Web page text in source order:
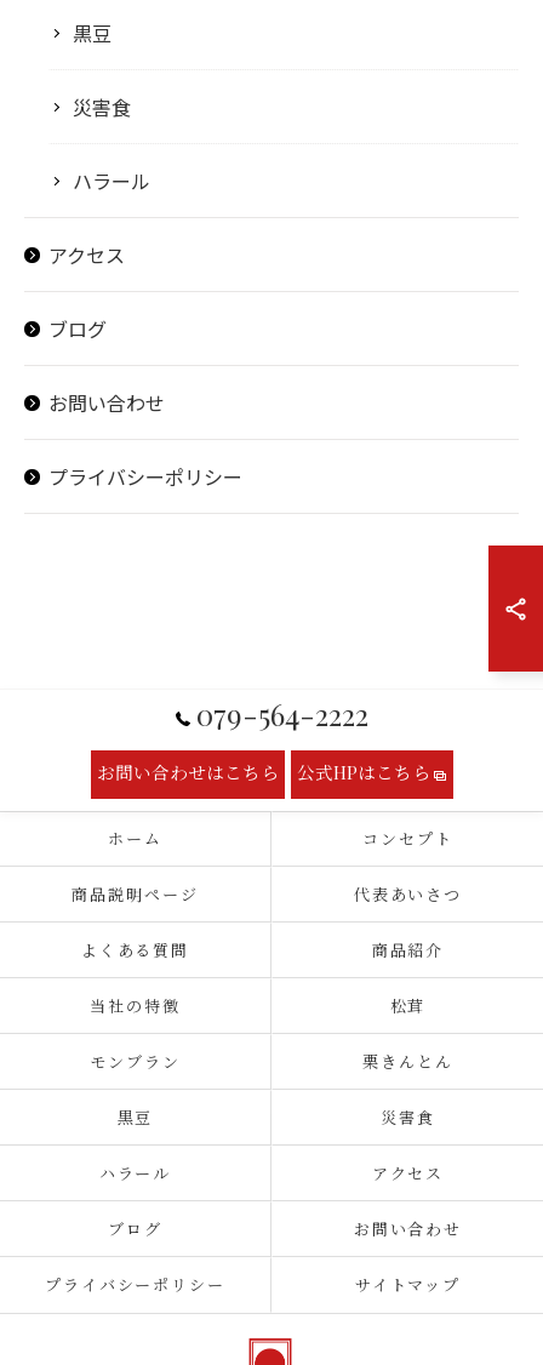
黒豆
災害食
ハラール
アクセス
ブログ
お問い合わせ
プライバシーポリシー
079-564-2222
お問い合わせはこちら 公式HPはこちら
ホーム コンセプト
商品説明ページ 代表あいさつ
よくある質問 商品紹介
当社の特徴 松茸
モンブラン 栗きんとん
黒豆 災害食
ハラール アクセス
ブログ お問い合わせ
プライバシーポリシー サイトマップ